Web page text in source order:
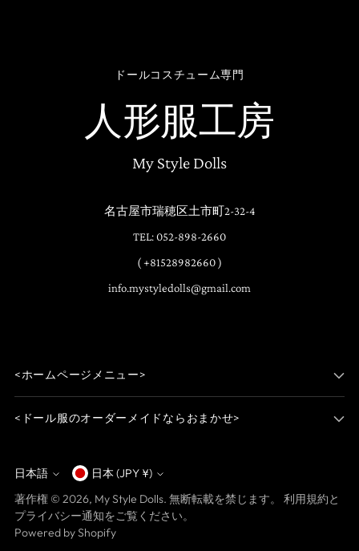
ドールコスチューム専門
人形服工房
My Style Dolls
名古屋市瑞穂区土市町2-32-4
TEL: 052-898-2660
( +81528982660 )
info.mystyledolls@gmail.com
<ホームページメニュー>
<ドール服のオーダーメイドならおまかせ>
言
語
日本語
通
貨
日本 (JPY ¥)
著作権 © 2026, My Style Dolls. 無断転載を禁じます。 利用規約と
プライバシー通知をご覧ください。
Powered by Shopify